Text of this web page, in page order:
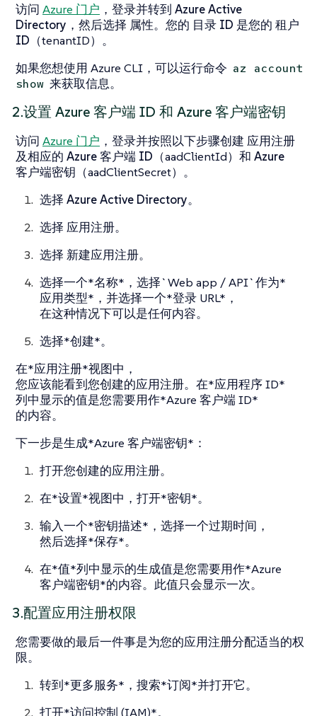
访问 Azure 门户 ，登录并转到 Azure Active
Directory ，然后选择 属性。您的 目录 ID 是您的 租户
ID （tenantID）。
如果您想使用 Azure CLI，可以运行命令 az account
show 来获取信息。
2.设置 Azure 客户端 ID 和 Azure 客户端密钥
访问 Azure 门户 ，登录并按照以下步骤创建 应用注册
及相应的 Azure 客户端 ID （aadClientId）和 Azure
客户端密钥 （aadClientSecret）。
选择 Azure Active Directory。
选择 应用注册。
选择 新建应用注册。
选择一个*名称*，选择`Web app / API`作为*
应用类型*，并选择一个*登录 URL*，
在这种情况下可以是任何内容。
选择*创建*。
在*应用注册*视图中，
您应该能看到您创建的应用注册。在*应用程序 ID*
列中显示的值是您需要用作*Azure 客户端 ID*
的内容。
下一步是生成*Azure 客户端密钥*：
打开您创建的应用注册。
在*设置*视图中，打开*密钥*。
输入一个*密钥描述*，选择一个过期时间，
然后选择*保存*。
在*值*列中显示的生成值是您需要用作*Azure
客户端密钥*的内容。此值只会显示一次。
3.配置应用注册权限
您需要做的最后一件事是为您的应用注册分配适当的权
限。
转到*更多服务*，搜索*订阅*并打开它。
打开*访问控制 (IAM)*。